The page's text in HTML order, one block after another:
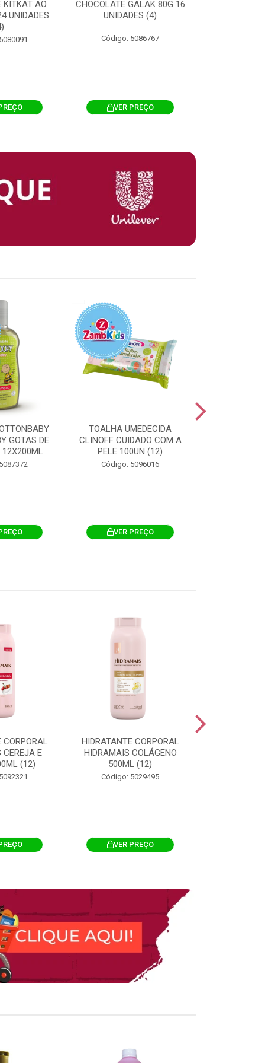
KITKAT AO
UNIDADES
CHOCOLATE GALAK 80G 16
UNIDADES (4)
Código: 5086767
VER PREÇO
GOTAS DE
TOALHA UMEDECIDA
CLINOFF CUIDADO COM A
PELE 100UN (12)
Código: 5096016
VER PREÇO
CORPORAL
CEREJA E
(12)
HIDRATANTE CORPORAL
HIDRAMAIS COLÁGENO
500ML (12)
Código: 5029495
VER PREÇO